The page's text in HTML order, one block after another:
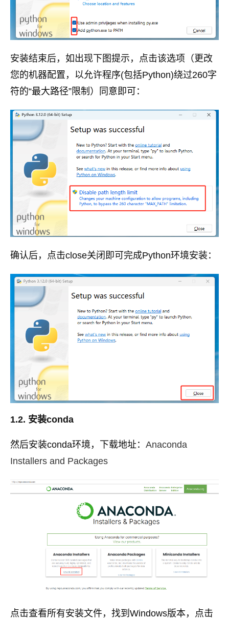
安装结束后，如出现下图提示，点击该选项（更改
您的机器配置，以允许程序(包括Python)绕过260字
符的“最大路径”限制）同意即可：
确认后，点击close关闭即可完成Python环境安装：
1.2. 安装conda
然后安装conda环境，下载地址： Anaconda
Installers and Packages
点击查看所有安装文件，找到Windows版本，点击